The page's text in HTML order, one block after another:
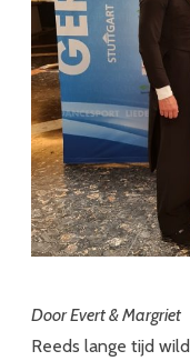
Door Evert & Margriet
Reeds lange tijd